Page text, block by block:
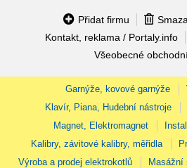
Přidat firmu
Kontakt, reklama / Portaly.info
Všeobecné
Garnýže, kovové garnýže
Klavír, Piana, Hudební nástroje
Magnet, Elektromagnet
Kalibry, závitové kalibry, měřidla
Výroba a prodej elektrokotlů
Masážní